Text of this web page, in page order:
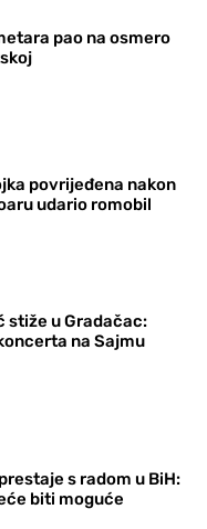
pao na osmero
povrijeđena nakon
udario romobil
stiže u Gradačac:
na Sajmu
s radom u BiH:
biti moguće